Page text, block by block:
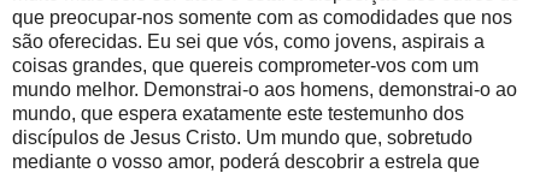
que preocupar-nos somente com as comodidades que nos
são oferecidas. Eu sei que vós, como jovens, aspirais a
coisas grandes, que quereis comprometer-vos com um
mundo melhor. Demonstrai-o aos homens, demonstrai-o ao
mundo, que espera exatamente este testemunho dos
discípulos de Jesus Cristo. Um mundo que, sobretudo
mediante o vosso amor, poderá descobrir a estrela que